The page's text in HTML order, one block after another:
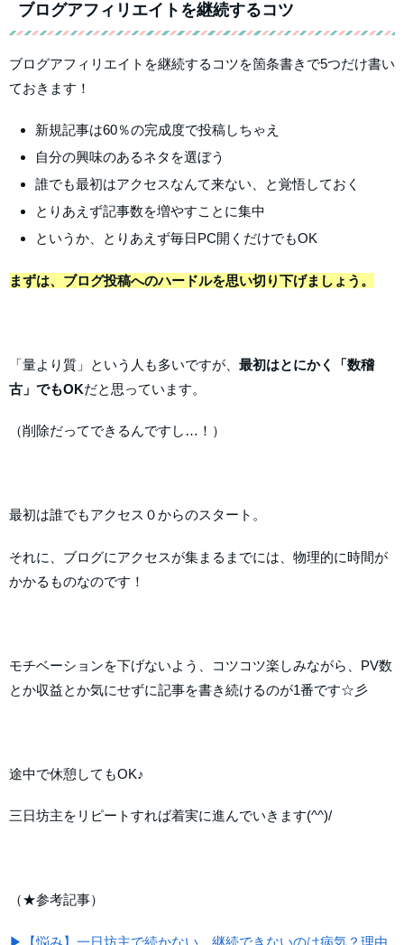
ブログアフィリエイトを継続するコツ
ブログアフィリエイトを継続するコツを箇条書きで5つだけ書い
ておきます！
新規記事は60％の完成度で投稿しちゃえ
自分の興味のあるネタを選ぼう
誰でも最初はアクセスなんて来ない、と覚悟しておく
とりあえず記事数を増やすことに集中
というか、とりあえず毎日PC開くだけでもOK
まずは、ブログ投稿へのハードルを思い切り下げましょう。
「量より質」という人も多いですが、 最初はとにかく「数稽
古」でもOKだと思っています。
（削除だってできるんですし…！）
最初は誰でもアクセス０からのスタート。
それに、ブログにアクセスが集まるまでには、物理的に時間が
かかるものなのです！
モチベーションを下げないよう、コツコツ楽しみながら、PV数
とか収益とか気にせずに記事を書き続けるのが1番です☆彡
途中で休憩してもOK♪
三日坊主をリピートすれば着実に進んでいきます(^^)/
（★参考記事）
▶【悩み】一日坊主で続かない…継続できないのは病気？理由